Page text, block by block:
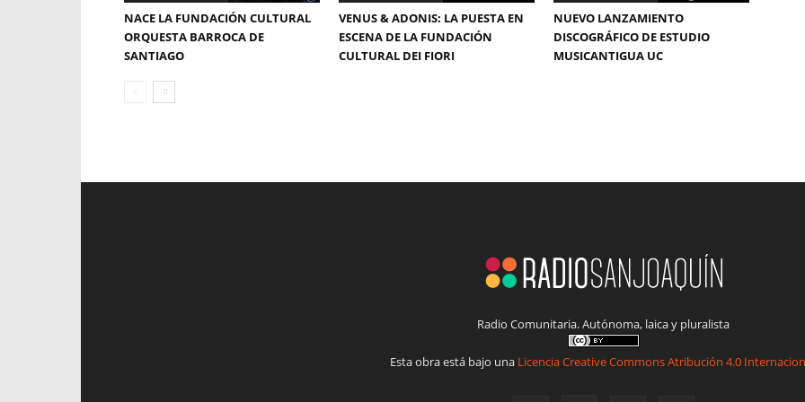
NACE LA FUNDACIÓN CULTURAL
ORQUESTA BARROCA DE
SANTIAGO
VENUS & ADONIS: LA PUESTA EN
ESCENA DE LA FUNDACIÓN
CULTURAL DEI FIORI
NUEVO LANZAMIENTO
DISCOGRÁFICO DE ESTUDIO
MUSICANTIGUA UC
Radio Comunitaria. Autónoma, laica y pluralista
Esta obra está bajo una Licencia Creative Commons Atribución 4.0